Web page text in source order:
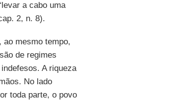
a cabo uma
2, n. 8).
ao mesmo tempo,
de regimes
A riqueza
No lado
toda parte, o povo